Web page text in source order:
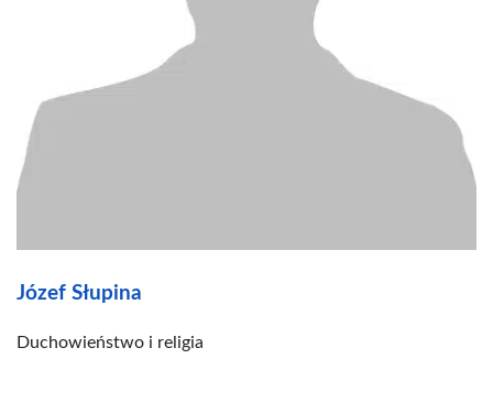
Józef Słupina
Duchowieństwo i religia